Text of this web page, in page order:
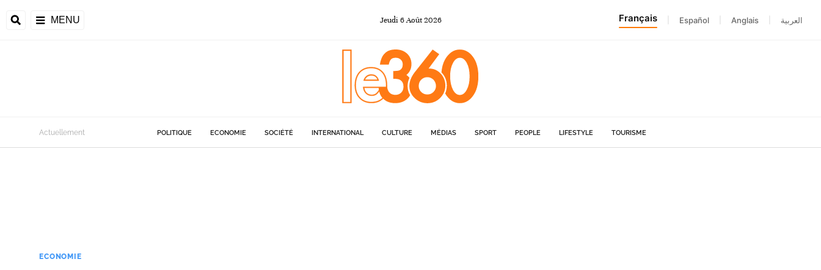
MENU Jeudi 6Août 2026 Français Español Anglais العربية
Actuellement POLITIQUE ECONOMIE SOCIÉTÉ INTERNATIONAL CULTURE MÉDIAS SPORT PEOPLE LIFESTYLE TOURISME
ECONOMIE